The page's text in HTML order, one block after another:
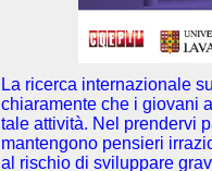
La ricerca internazionale
chiaramente che i giovani
tale attività. Nel prendervi
mantengono pensieri
al rischio di sviluppare